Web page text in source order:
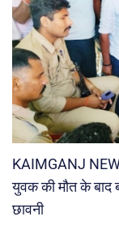
KAIMGANJ
युवक की मौत के बाद
छावनी